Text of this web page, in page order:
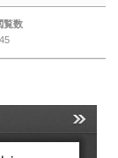
覧数